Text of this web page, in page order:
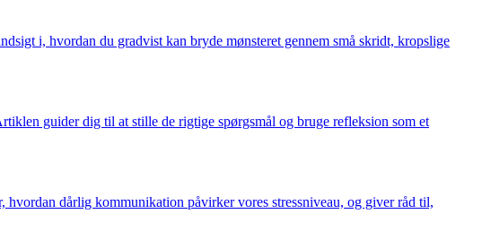
i, hvordan du gradvist kan bryde mønsteret gennem små skridt, kropslige
guider dig til at stille de rigtige spørgsmål og bruge refleksion som et
dårlig kommunikation påvirker vores stressniveau, og giver råd til,